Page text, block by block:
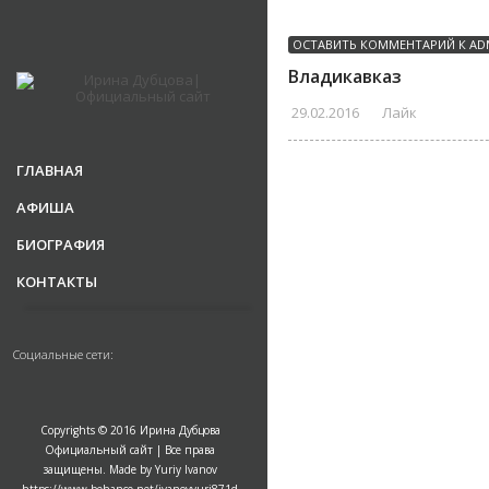
ГЛАВНАЯ
АФИША
БИОГРАФИЯ
КОНТАКТЫ
Социальные сети:
Copyrights © 2016 Ирина Дубцова
Официальный сайт | Все права
защищены. Made by Yuriy Ivanov
ОСТАВИТЬ КОММЕНТАРИЙ К
Владикавказ
29.02.2016 Лайк